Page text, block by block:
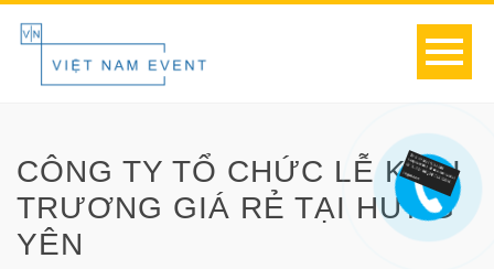
CÔNG TY TỔ CHỨC LỄ KHAI
TRƯƠNG GIÁ RẺ TẠI HƯNG
YÊN